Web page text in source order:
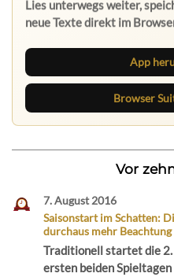
neue Texte direkt im
App
Browser
Vor
7. August 2016
Saisonstart im Schatten:
durchaus mehr
Traditionell startet die
ersten beiden